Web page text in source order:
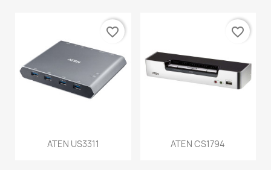
ATEN US3311
favorite_border
ATEN CS1794
favorite_border